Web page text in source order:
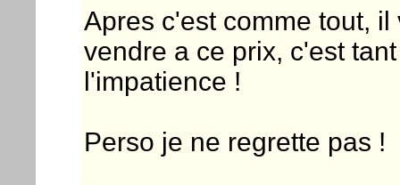
Apres c'est comme tout,
vendre a ce prix, c'est
l'impatience !
Perso je ne regrette pas !